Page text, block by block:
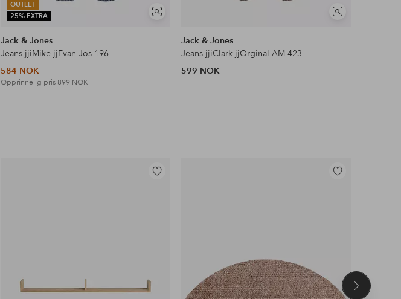
OUTLET
25% EXTRA
Vis
Jack & Jones
Jeans jjiMike jjEvan Jos 196
584 NOK
Opprinnelig pris 899 NOK
Vis
Jack & Jones
Jeans jjiClark jjOrginal AM 423
599 NOK
Legg
Legg
Neste